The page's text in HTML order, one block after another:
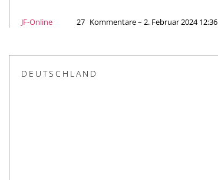
JF-Online 27 Kommentare – 2. Februar 2024 12:36
DEUTSCHLAND